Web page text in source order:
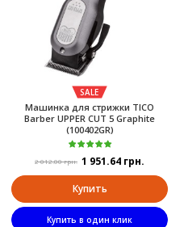
SALE
Maшинкa для cтpижки TICO
Barber UPPER CUT 5 Graphite
(100402GR)
2 012.00 грн. 1 951.64 грн.
Купить
Купить в один клик